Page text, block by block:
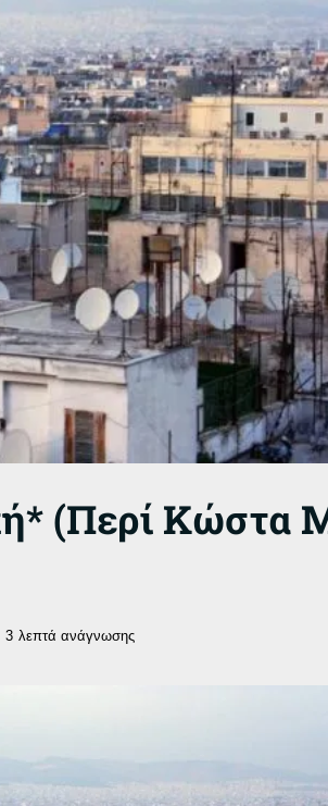
(Περί Κώστα
3 λεπτά ανάγνωσης